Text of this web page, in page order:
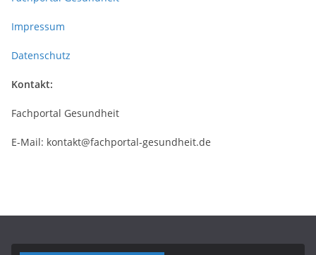
Impressum
Datenschutz
Kontakt:
Fachportal Gesundheit
E-Mail: kontakt@fachportal-gesundheit.de